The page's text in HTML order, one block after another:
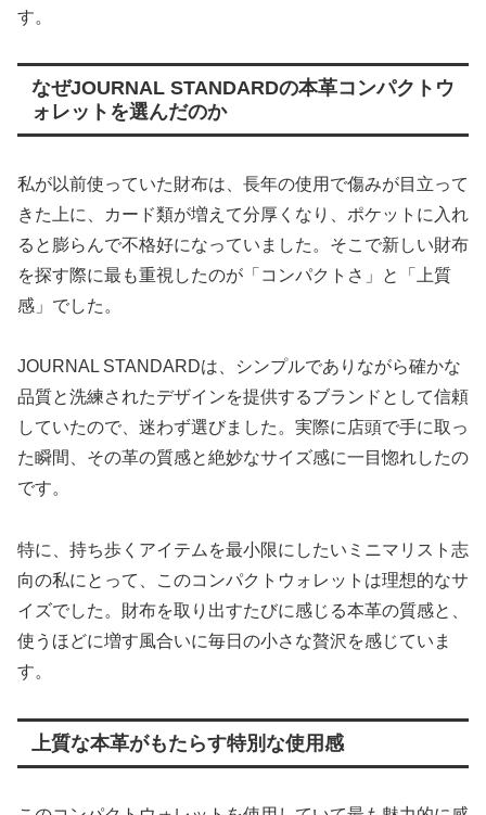
す。
なぜJOURNAL STANDARDの本革コンパクトウ
ォレットを選んだのか
私が以前使っていた財布は、長年の使用で傷みが目立って
きた上に、カード類が増えて分厚くなり、ポケットに入れ
ると膨らんで不格好になっていました。そこで新しい財布
を探す際に最も重視したのが「コンパクトさ」と「上質
感」でした。
JOURNAL STANDARDは、シンプルでありながら確かな
品質と洗練されたデザインを提供するブランドとして信頼
していたので、迷わず選びました。実際に店頭で手に取っ
た瞬間、その革の質感と絶妙なサイズ感に一目惚れしたの
です。
特に、持ち歩くアイテムを最小限にしたいミニマリスト志
向の私にとって、このコンパクトウォレットは理想的なサ
イズでした。財布を取り出すたびに感じる本革の質感と、
使うほどに増す風合いに毎日の小さな贅沢を感じていま
す。
上質な本革がもたらす特別な使用感